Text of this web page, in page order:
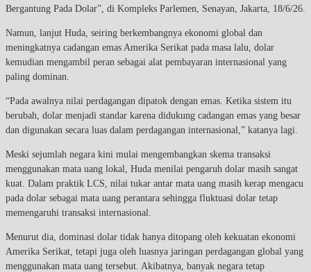
Bergantung Pada Dolar”, di Kompleks Parlemen, Senayan, Jakarta, 18/6/26.
Namun, lanjut Huda, seiring berkembangnya ekonomi global dan
meningkatnya cadangan emas Amerika Serikat pada masa lalu, dolar
kemudian mengambil peran sebagai alat pembayaran internasional yang
paling dominan.
“Pada awalnya nilai perdagangan dipatok dengan emas. Ketika sistem itu
berubah, dolar menjadi standar karena didukung cadangan emas yang besar
dan digunakan secara luas dalam perdagangan internasional,” katanya lagi.
Meski sejumlah negara kini mulai mengembangkan skema transaksi
menggunakan mata uang lokal, Huda menilai pengaruh dolar masih sangat
kuat. Dalam praktik LCS, nilai tukar antar mata uang masih kerap mengacu
pada dolar sebagai mata uang perantara sehingga fluktuasi dolar tetap
memengaruhi transaksi internasional.
Menurut dia, dominasi dolar tidak hanya ditopang oleh kekuatan ekonomi
Amerika Serikat, tetapi juga oleh luasnya jaringan perdagangan global yang
menggunakan mata uang tersebut. Akibatnya, banyak negara tetap